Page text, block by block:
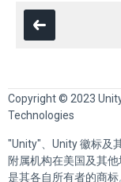
Copyright © 2023
Technologies
"Unity"、Unity 徽标及
附属机构在美国及其
是其各自所有者的商标